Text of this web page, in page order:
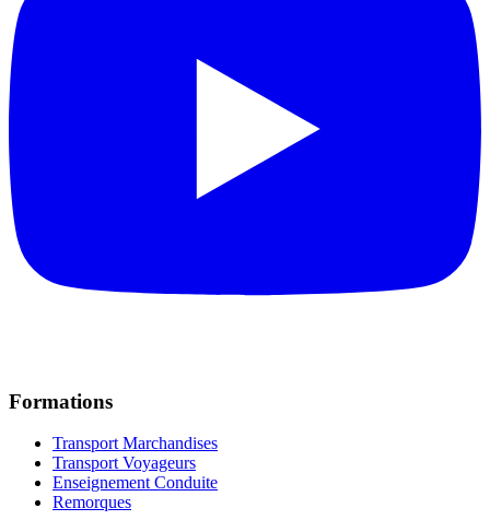
Formations
Transport Marchandises
Transport Voyageurs
Enseignement Conduite
Remorques